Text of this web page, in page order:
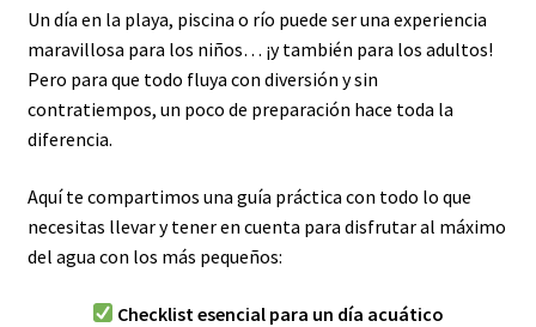
Un día en la playa, piscina o río puede ser una experiencia
maravillosa para los niños… ¡y también para los adultos!
Pero para que todo fluya con diversión y sin
contratiempos, un poco de preparación hace toda la
diferencia.
Aquí te compartimos una guía práctica con todo lo que
necesitas llevar y tener en cuenta para disfrutar al máximo
del agua con los más pequeños:
Checklist esencial para un día acuático